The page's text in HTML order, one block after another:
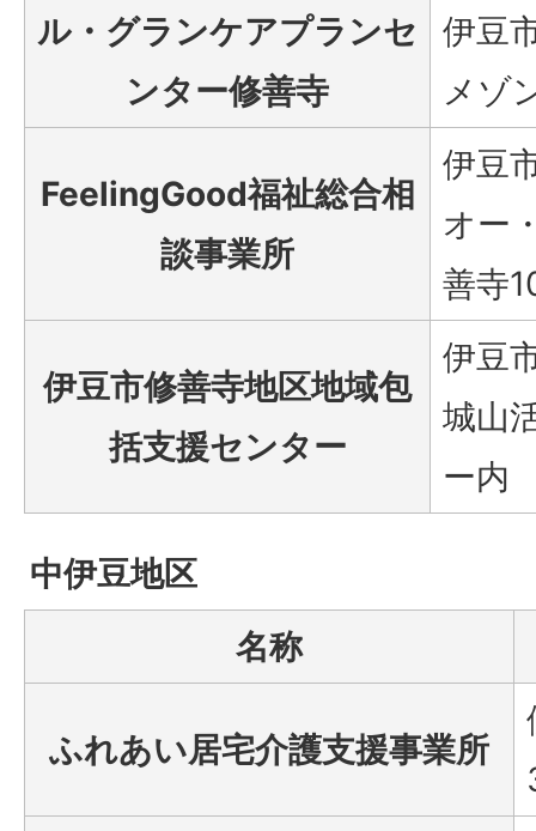
ル・グランケアプランセ
ンター修善寺
伊豆
メゾ
FeelingGood福祉総合相
談事業所
伊豆
オー
善寺
伊豆市修善寺地区地域包
括支援センター
伊豆
城山
ー内
中伊豆地区
名称
ふれあい居宅介護支援事業所